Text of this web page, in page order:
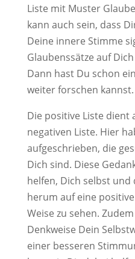
Liste mit Muster
kann auch sein, dass
Deine innere Stimme
Glaubenssätze auf
Dann hast Du schon
weiter forschen kannst.
Die positive Liste dient
negativen Liste. Hier
aufgeschrieben, die
Dich sind. Diese
helfen, Dich selbst und
herum auf eine
Weise zu sehen.
Denkweise Dein
einer besseren